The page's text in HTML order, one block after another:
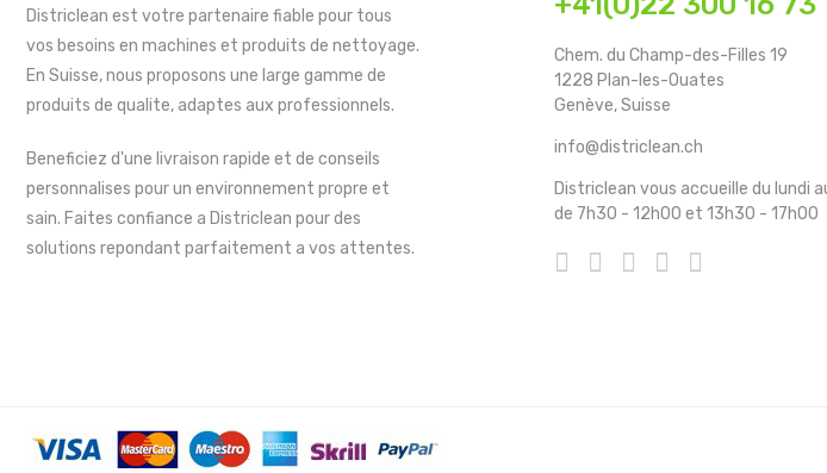
Districlean est votre partenaire fiable pour tous
vos besoins en machines et produits de nettoyage.
En Suisse, nous proposons une large gamme de
produits de qualite, adaptes aux professionnels.
Beneficiez d'une livraison rapide et de conseils
personnalises pour un environnement propre et
sain. Faites confiance a Districlean pour des
solutions repondant parfaitement a vos attentes.
Chem. du Champ-des-Filles 19
1228 Plan-les-Ouates
Genève, Suisse
info@districlean.ch
Districlean vous accueille du lundi
de 7h30 - 12h00 et 13h30 - 17h00